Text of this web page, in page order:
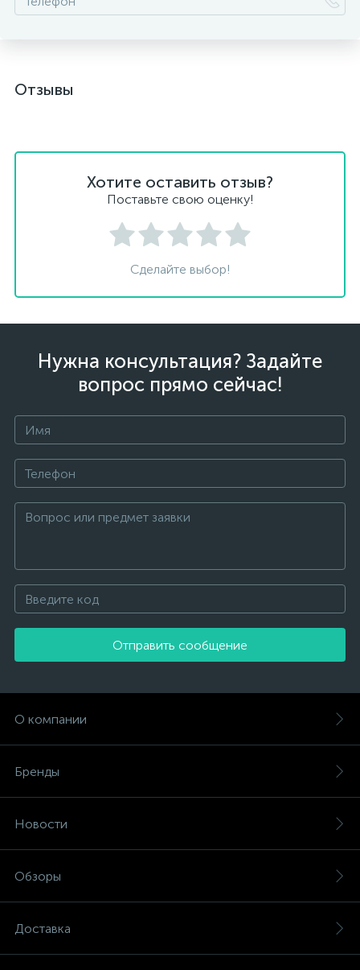
Отзывы
Хотите оставить отзыв?
Поставьте свою оценку!
Сделайте выбор!
Нужна консультация? Задайте
вопрос прямо сейчас!
Отправить сообщение
О компании
Бренды
Новости
Обзоры
Доставка